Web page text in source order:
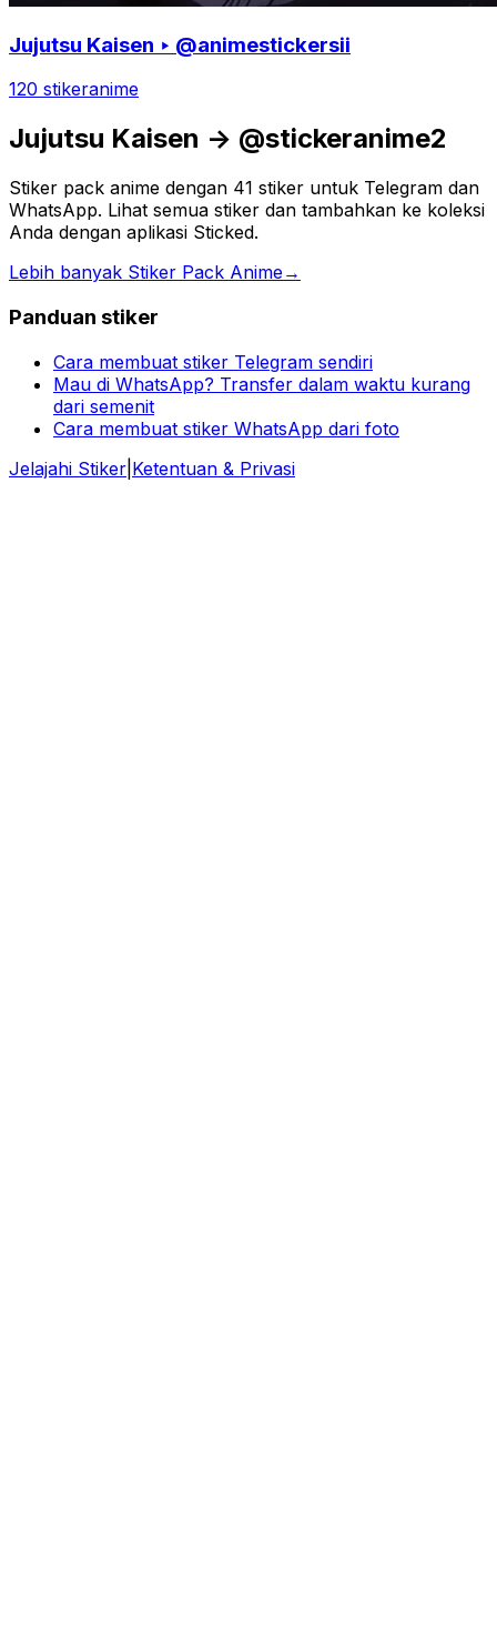
Jujutsu Kaisen ‣ @animestickersii
120 stikeranime
Jujutsu Kaisen -> @stickeranime2
Stiker pack anime dengan 41 stiker untuk Telegram dan
WhatsApp. Lihat semua stiker dan tambahkan ke koleksi
Anda dengan aplikasi Sticked.
Lebih banyak Stiker Pack Anime→
Panduan stiker
Cara membuat stiker Telegram sendiri
Mau di WhatsApp? Transfer dalam waktu kurang
dari semenit
Cara membuat stiker WhatsApp dari foto
Jelajahi Stiker Ketentuan & Privasi